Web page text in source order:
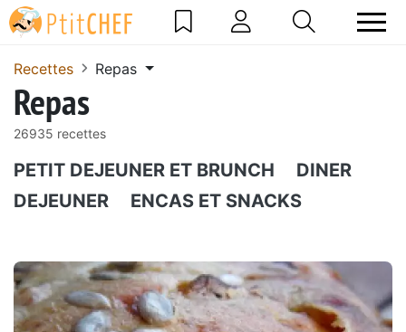
Recettes Repas
Repas
26935 recettes
PETIT DEJEUNER ET BRUNCH
DINER
DEJEUNER
ENCAS ET SNACKS